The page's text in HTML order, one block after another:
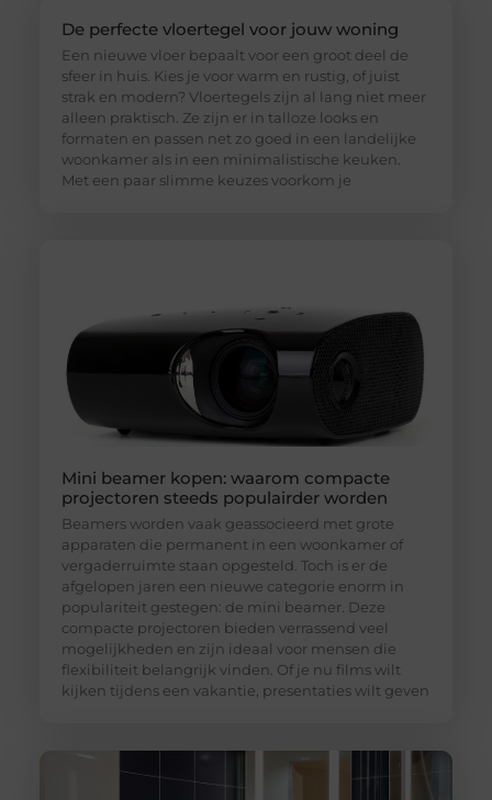
De perfecte vloertegel voor jouw woning
Een nieuwe vloer bepaalt voor een groot deel de
sfeer in huis. Kies je voor warm en rustig, of juist
strak en modern? Vloertegels zijn al lang niet meer
alleen praktisch. Ze zijn er in talloze looks en
formaten en passen net zo goed in een landelijke
woonkamer als in een minimalistische keuken.
Met een paar slimme keuzes voorkom je
Mini beamer kopen: waarom compacte
projectoren steeds populairder worden
Beamers worden vaak geassocieerd met grote
apparaten die permanent in een woonkamer of
vergaderruimte staan opgesteld. Toch is er de
afgelopen jaren een nieuwe categorie enorm in
populariteit gestegen: de mini beamer. Deze
compacte projectoren bieden verrassend veel
mogelijkheden en zijn ideaal voor mensen die
flexibiliteit belangrijk vinden. Of je nu films wilt
kijken tijdens een vakantie, presentaties wilt geven